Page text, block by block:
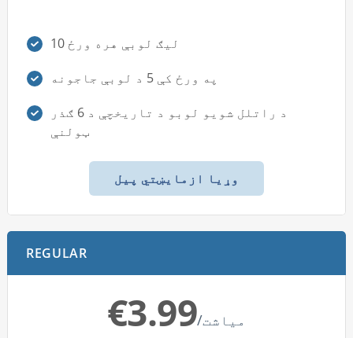
10 لیګ لوبې هره ورځ
په ورځ کې 5 د لوبې جاجونه
د راتلل شويو لوبو د تاريخچې د 6 ګذر
ټولنې
وړیا ازمایښتي پیل
REGULAR
€3.99 /میاشت